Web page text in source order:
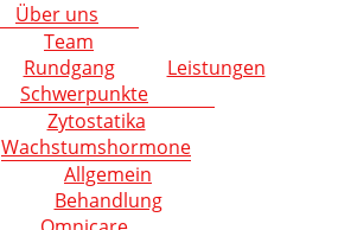
Über uns
Team
Rundgang
Leistungen
Schwerpunkte
Zytostatika
Wachstumshormone
Allgemein
Behandlung